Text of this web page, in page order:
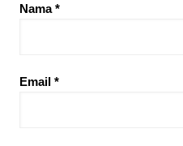
Nama*
Email *